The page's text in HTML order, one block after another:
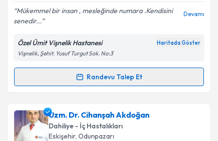
E-posta Adresiniz
Kişisel verilerimin işlenmesine ilişkin
Metni'ni okudum ve kişisel verilerimin belirtilen
kapsamda işlenmesini kabul ediyorum.
Mükemmel bir insan , mesleğinde numara .Kendisini
senedir...
Devamı
Özel Ümit Vişnelik Hastanesi Haritada Göster
Vişnelik, Şehit. Yusuf Turgut Sok. No:3
Randevu Talep Et
Randevu Takvimi Talebi
Uzm. Dr. Baybora Kırcalı için randevu takvimi talebi
oluşturun. Size bu uzmandan randevu almanız için bir
takvim hazırlandığında e-posta ile bilgilendireceğiz.
Uzm. Dr. Cihanşah Akdoğan
Dahiliye - İç Hastalıkları
Eskişehir, Odunpazarı